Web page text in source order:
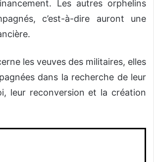
Les autres orphelins
c’est-à-dire auront une
les veuves des militaires, elles
dans la recherche de leur
leur reconversion et la création